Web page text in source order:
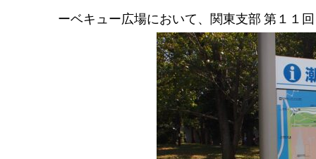
ーベキュー広場において、関東支部 第１１